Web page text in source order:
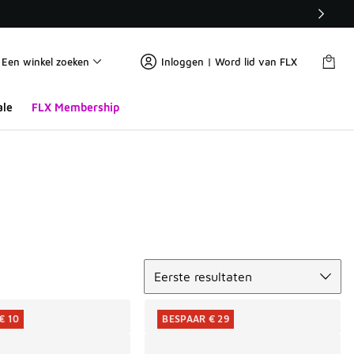
Een winkel zoeken Inloggen | Word lid van FLX
FLX Membership
Eerste resultaten
10 BESPAAR € 29